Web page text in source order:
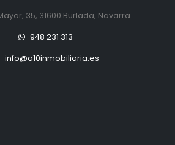
35, 31600 Burlada, Navarra
948 231 313
info@a10inmobiliaria.es